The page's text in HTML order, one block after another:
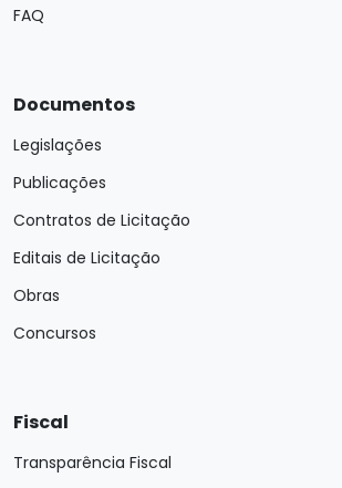
FAQ
Documentos
Legislações
Publicações
Contratos de Licitação
Editais de Licitação
Obras
Concursos
Fiscal
Transparência Fiscal